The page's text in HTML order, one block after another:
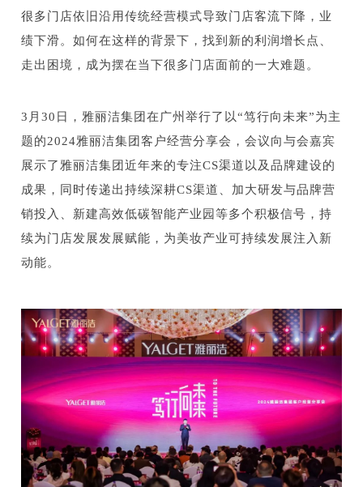
很多门店依旧沿用传统经营模式导致门店客流下降，业
绩下滑。如何在这样的背景下，找到新的利润增长点、
走出困境，成为摆在当下很多门店面前的一大难题。
3月30日，雅丽洁集团在广州举行了以“笃行向未来”为主
题的2024雅丽洁集团客户经营分享会，会议向与会嘉宾
展示了雅丽洁集团近年来的专注CS渠道以及品牌建设的
成果，同时传递出持续深耕CS渠道、加大研发与品牌营
销投入、新建高效低碳智能产业园等多个积极信号，持
续为门店发展发展赋能，为美妆产业可持续发展注入新
动能。